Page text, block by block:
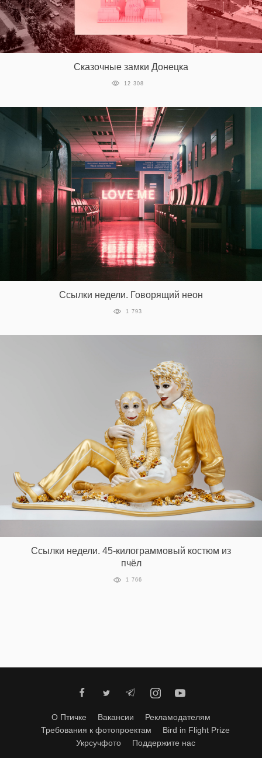
Сказочные замки Донецка
12 308
Ссылки недели. Говорящий неон
1 793
Ссылки недели. 45-килограммовый костюм из
пчёл
1 766
О Птичке Вакансии
Рекламодателям
Требования к фотопроектам
Bird in Flight Prize
Укрсучфото
Поддержите нас